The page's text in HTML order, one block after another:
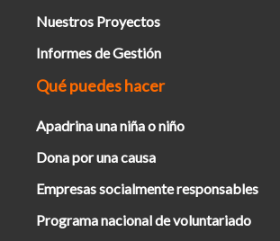
Nuestros Proyectos
Informes de Gestión
Qué puedes hacer
Apadrina una niña o niño
Dona por una causa
Empresas socialmente responsables
Programa nacional de voluntariado